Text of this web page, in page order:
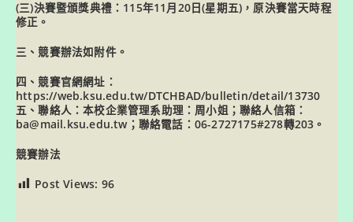
(三)決賽暨頒獎典禮：115年11月20日(星期五)，原決賽當天時程
修正。
三、競賽辦法如附件。
四、競賽官網網址：
https://web.ksu.edu.tw/DTCHBAD/bulletin/detail/13730
五、聯絡人：本校企業管理系助理：周小姐；聯絡人信箱：
ba@mail.ksu.edu.tw；聯絡電話：06-2727175#278轉203。
競賽辦法
Post Views: 96